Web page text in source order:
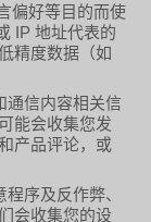
偏好等目的而使
IP地址代表的
精度数据（如
通信内容相关信
能会收集您发
产品评论，或
序及反作弊、
会收集您的设